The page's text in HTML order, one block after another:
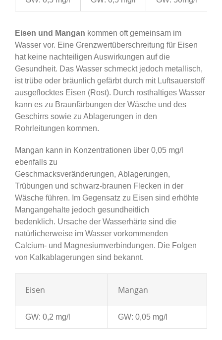
Eisen und Mangan kommen oft gemeinsam im
Wasser vor. Eine Grenzwertüberschreitung für Eisen
hat keine nachteiligen Auswirkungen auf die
Gesundheit. Das Wasser schmeckt jedoch metallisch,
ist trübe oder bräunlich gefärbt durch mit Luftsauerstoff
ausgeflocktes Eisen (Rost). Durch rosthaltiges Wasser
kann es zu Braunfärbungen der Wäsche und des
Geschirrs sowie zu Ablagerungen in den
Rohrleitungen kommen.
Mangan kann in Konzentrationen über 0,05 mg/l
ebenfalls zu
Geschmacksveränderungen, Ablagerungen,
Trübungen und schwarz-braunen Flecken in der
Wäsche führen. Im Gegensatz zu Eisen sind erhöhte
Mangangehalte jedoch gesundheitlich
bedenklich. Ursache der Wasserhärte sind die
natürlicherweise im Wasser vorkommenden
Calcium- und Magnesiumverbindungen. Die Folgen
von Kalkablagerungen sind bekannt.
Eisen Mangan
GW: 0,2 mg/l GW: 0,05 mg/l